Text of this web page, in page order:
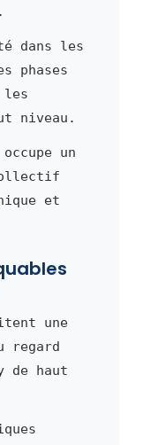
dans les
phases
les
niveau.
un
et
une
regard
de haut